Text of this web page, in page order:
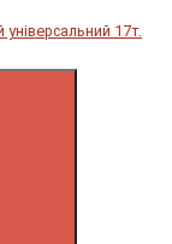
універсальний 17т.